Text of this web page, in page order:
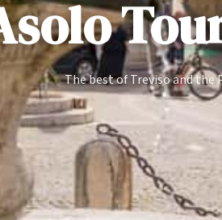
The best of Treviso and the